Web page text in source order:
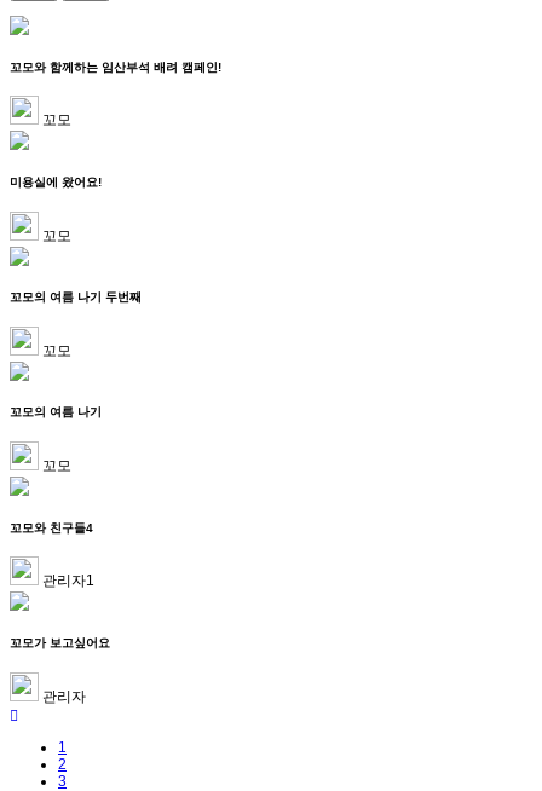
꼬모와 함께하는 임산부석 배려 캠페인!
꼬모
미용실에 왔어요!
꼬모
꼬모의 여름 나기 두번째
꼬모
꼬모의 여름 나기
꼬모
꼬모와 친구들4
관리자1
꼬모가 보고싶어요
관리자
1
2
3